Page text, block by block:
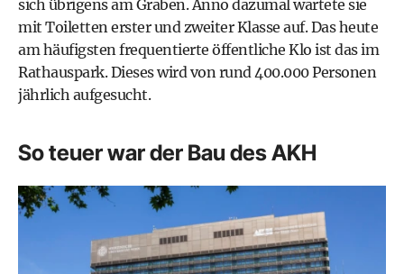
sich übrigens am Graben. Anno dazumal wartete sie
mit Toiletten erster und zweiter Klasse auf. Das heute
am häufigsten frequentierte öffentliche Klo ist das im
Rathauspark. Dieses wird von rund 400.000 Personen
jährlich aufgesucht.
So teuer war der Bau des AKH